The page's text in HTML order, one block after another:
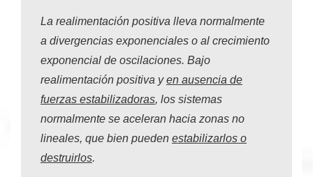
La realimentación positiva lleva normalmente
a divergencias exponenciales o al crecimiento
exponencial de oscilaciones. Bajo
realimentación positiva yen ausencia de
fuerzas estabilizadoras, los sistemas
normalmente se aceleran hacia zonas no
lineales, que bien pueden estabilizarlos o
destruirlos.